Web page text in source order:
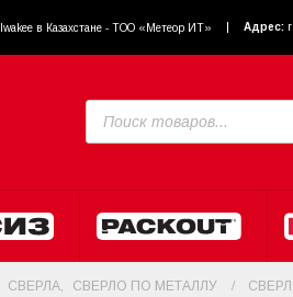
в Казахстане - ТОО «Метеор ИТ» Адрес:
СВЕРЛА СВЕРЛО ПО МЕТАЛЛУ